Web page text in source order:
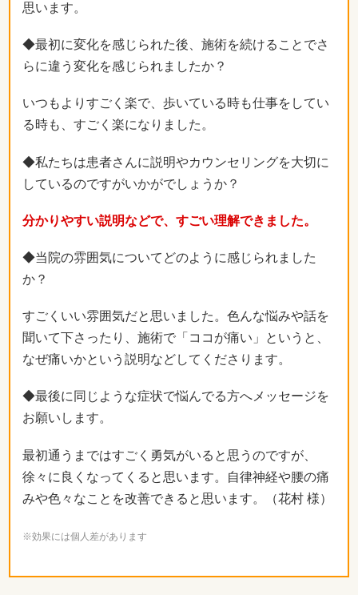
思います。
◆最初に変化を感じられた後、施術を続けることでさ
らに違う変化を感じられましたか？
いつもよりすごく楽で、歩いている時も仕事をしてい
る時も、すごく楽になりました。
◆私たちは患者さんに説明やカウンセリングを大切に
しているのですがいかがでしょうか？
分かりやすい説明などで、すごい理解できました。
◆当院の雰囲気についてどのように感じられました
か？
すごくいい雰囲気だと思いました。色んな悩みや話を
聞いて下さったり、施術で「ココが痛い」というと、
なぜ痛いかという説明などしてくださります。
◆最後に同じような症状で悩んでる方へメッセージを
お願いします。
最初通うまではすごく勇気がいると思うのですが、
徐々に良くなってくると思います。自律神経や腰の痛
みや色々なことを改善できると思います。（花村 様）
※効果には個人差があります